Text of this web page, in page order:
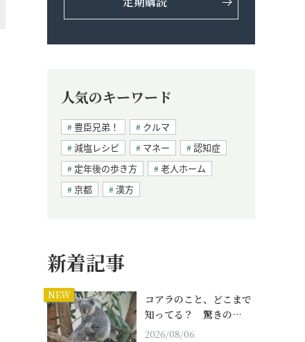
人気のキーワード
豊臣兄弟！
クルマ
減塩レシピ
マネー
認知症
定年後の歩き方
老人ホーム
京都
漢方
新着記事
NEW
コアラのこと、どこまで
知ってる？ 驚きの…
2026/08/06